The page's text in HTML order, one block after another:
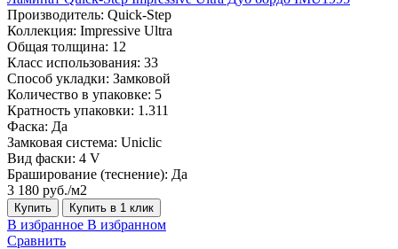
Производитель: Quick-Step
Коллекция: Impressive Ultra
Общая толщина: 12
Класс использования: 33
Способ укладки: Замковой
Количество в упаковке: 5
Кратность упаковки: 1.311
Фаска: Да
Замковая система: Uniclic
Вид фаски: 4 V
Браширование (теснение): Да
3 180 руб./м2
Купить Купить в 1 клик
В избранное В избранном
Сравнить